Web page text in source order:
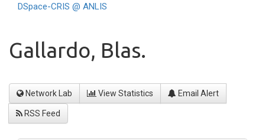
DSpace-CRIS @ ANLIS
Gallardo, Blas.
Network Lab View Statistics Email Alert
RSS Feed